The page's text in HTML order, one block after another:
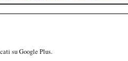
su Google Plus.